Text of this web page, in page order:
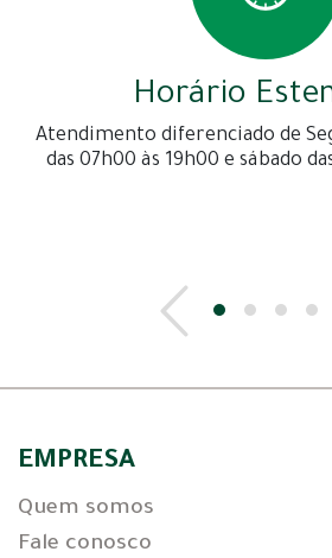
Horário
Atendimento diferenciado de
das 07h00 às 19h00 e sábado
EMPRESA
Quem somos
Fale conosco